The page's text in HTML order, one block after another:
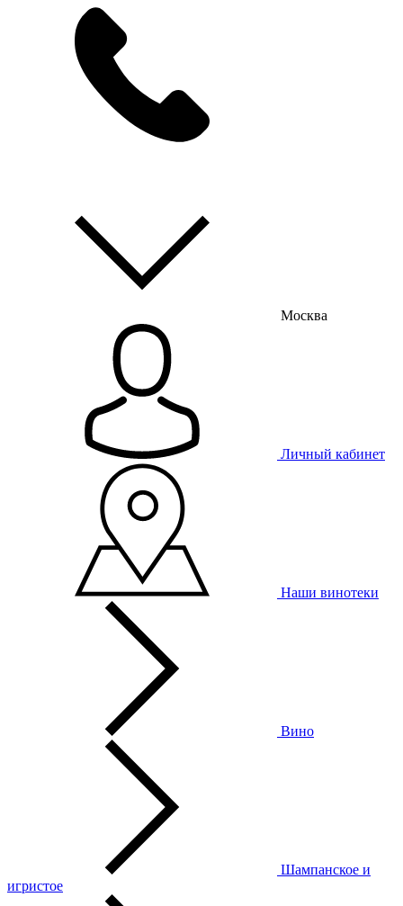
Москва
Личный кабинет
Наши винотеки
Вино
Шампанское и
игристое